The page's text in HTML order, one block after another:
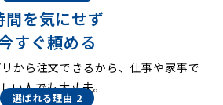
間を気にせず
すぐ頼める
から注文できるから、仕事や家事で
い人でも大丈夫。
選ばれる理由 2